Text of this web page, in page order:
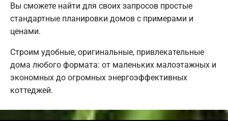
Вы сможете найти для своих запросов простые
стандартные планировки домов с примерами и
ценами.
Строим удобные, оригинальные, привлекательные
дома любого формата: от маленьких малоэтажных и
экономных до огромных энергоэффективных
коттеджей.